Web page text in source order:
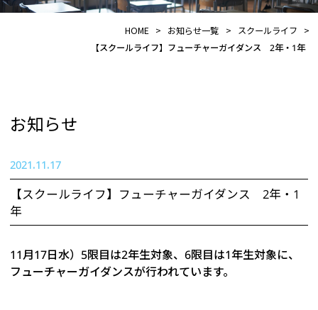
HOME > お知らせ一覧 > スクールライフ
>
【スクールライフ】フューチャーガイダンス 2年・1年
お知らせ
2021.11.17
【スクールライフ】フューチャーガイダンス 2年・1
年
11月17日水）5限目は2年生対象、6限目は1年生対象に、
フューチャーガイダンスが行われています。